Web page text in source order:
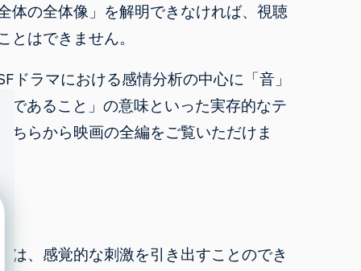
体の全体像」を解明できなければ、視聴
はできません。
ドラマにおける感情分析の中心に「音」
であること」の意味といった実存的なテ
ちらから映画の全編をご覧いただけま
、感覚的な刺激を引き出すことのでき